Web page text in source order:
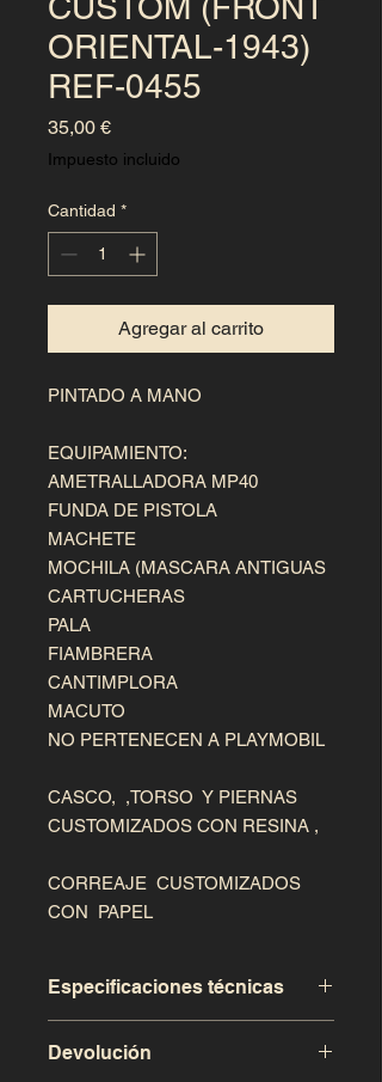
CUSTOM (FRONT
ORIENTAL-1943)
REF-0455
35,00 €Precio
Impuesto incluido
Cantidad *
Agregar al carrito
PINTADO A MANO
EQUIPAMIENTO:
AMETRALLADORA MP40
FUNDA DE PISTOLA
MACHETE
MOCHILA (MASCARA ANTIGUAS
CARTUCHERAS
PALA
FIAMBRERA
CANTIMPLORA
MACUTO
NO PERTENECEN A PLAYMOBIL
CASCO,  ,TORSO  Y PIERNAS
CUSTOMIZADOS CON RESINA ,
CORREAJE  CUSTOMIZADOS
CON  PAPEL
Especificaciones técnicas
Este producto a sido realizado de
Devolución